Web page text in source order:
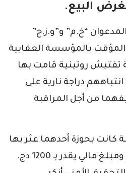
البيع.
“خ.م” و”و.ز.ح”
بالمؤسسة العقابية
تفتيش روتينية قامت بها
دراجة نارية على
من أجل المراقبة
بحوزة أحدهما عثر بها
على 390 قرص مهلوس ومبلغ مالي يقدر بـ 1200 دج.